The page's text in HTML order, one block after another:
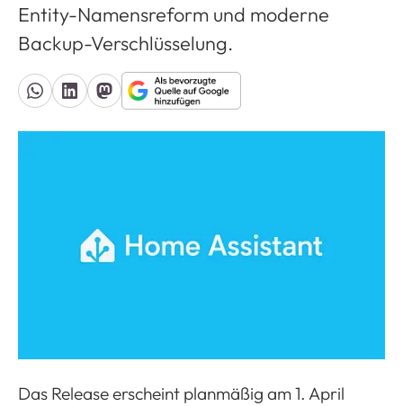
Entity-Namensreform und moderne
Backup-Verschlüsselung.
Das Release erscheint planmäßig am 1. April